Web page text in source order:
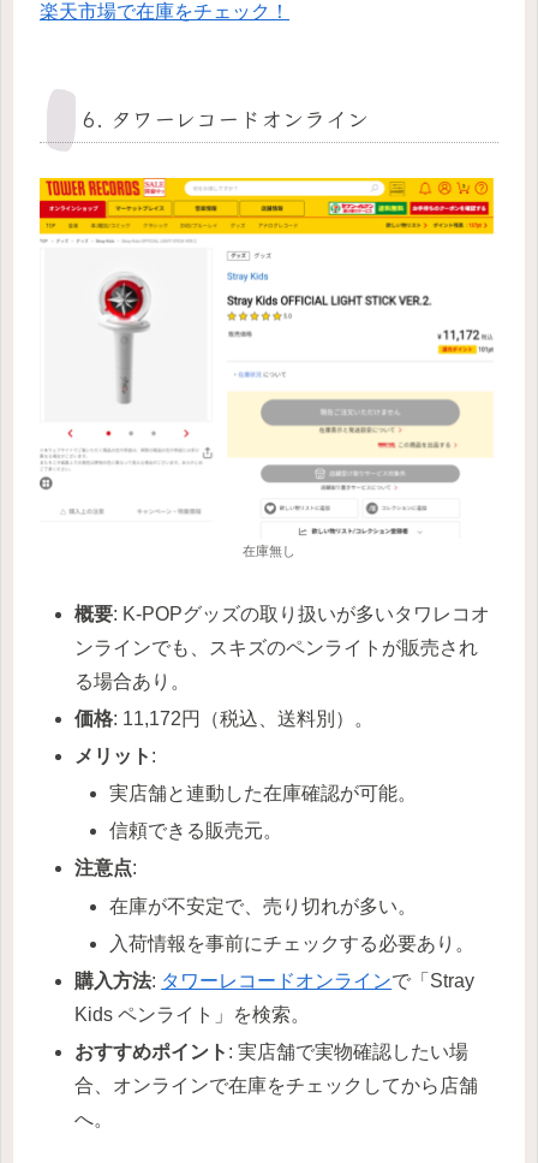
楽天市場で在庫をチェック！
6. タワーレコードオンライン
在庫無し
概要: K-POPグッズの取り扱いが多いタワレコオ
ンラインでも、スキズのペンライトが販売され
る場合あり。
価格: 11,172円（税込、送料別）。
メリット :
実店舗と連動した在庫確認が可能。
信頼できる販売元。
注意点:
在庫が不安定で、売り切れが多い。
入荷情報を事前にチェックする必要あり。
購入方法: タワーレコードオンラインで「Stray
Kids ペンライト」を検索。
おすすめポイント : 実店舗で実物確認したい場
合、オンラインで在庫をチェックしてから店舗
へ。